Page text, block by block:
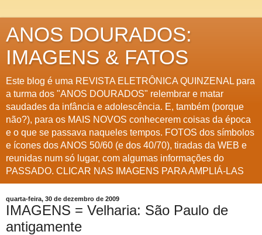
ANOS DOURADOS:
IMAGENS & FATOS
Este blog é uma REVISTA ELETRÔNICA QUINZENAL para
a turma dos "ANOS DOURADOS" relembrar e matar
saudades da infância e adolescência. E, também (porque
não?), para os MAIS NOVOS conhecerem coisas da época
e o que se passava naqueles tempos. FOTOS dos símbolos
e ícones dos ANOS 50/60 (e dos 40/70), tiradas da WEB e
reunidas num só lugar, com algumas informações do
PASSADO. CLICAR NAS IMAGENS PARA AMPLIÁ-LAS
quarta-feira, 30 de dezembro de 2009
IMAGENS = Velharia: São Paulo de
antigamente